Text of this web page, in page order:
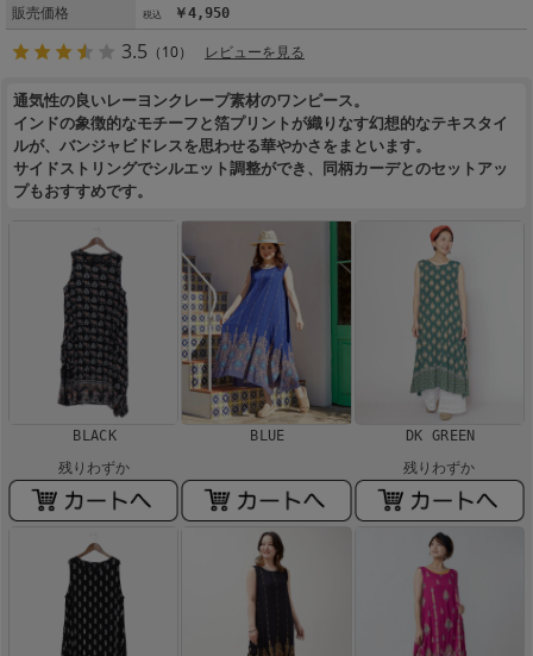
販売価格
￥4,950
3.5 （10） レビューを見る
通気性の良いレーヨンクレープ素材のワンピース。
インドの象徴的なモチーフと箔プリントが織りなす幻想的なテキスタイ
ルが、バンジャビドレスを思わせる華やかさをまといます。
サイドストリングでシルエット調整ができ、同柄カーデとのセットアッ
プもおすすめです。
BLACK
残りわずか
BLUE
DK GREEN
残りわずか